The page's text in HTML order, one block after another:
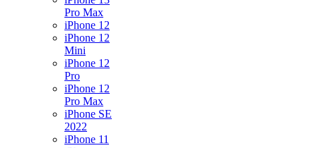
Pro Max
iPhone 12
iPhone 12
Mini
iPhone 12
Pro
iPhone 12
Pro Max
iPhone SE
2022
iPhone 11